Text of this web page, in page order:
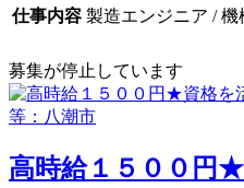
仕事内容 製造エンジニア /
募集が停止しています
高時給１５００円